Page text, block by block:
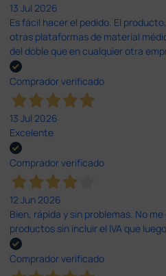
13 Jul 2026
Es fácil hacer el pedido. El
otras plataformas de material
del doble que en cualquier otra
Comprador verificado
13 Jul 2026
Excelente
Comprador verificado
12 Jun 2026
Bien, rápida y sin problemas. No
productos sin incluir el IVA que
Comprador verificado